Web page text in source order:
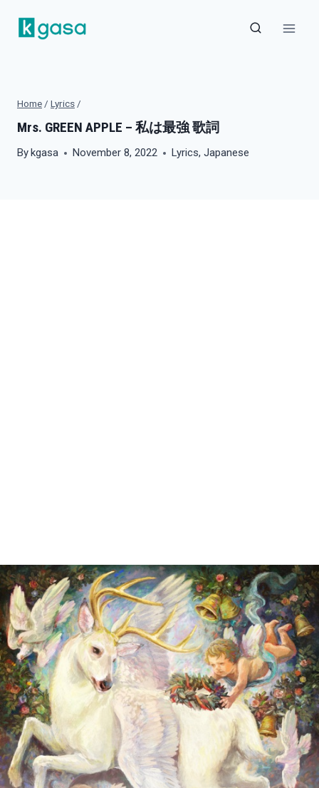
content
Home / Lyrics /
Mrs. GREEN APPLE – 私は最強 歌詞
Bykgasa November 8, 2022 Lyrics,Japanese